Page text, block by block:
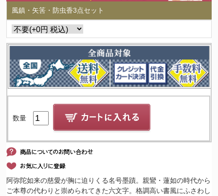
風鎮・矢筈・防虫香3点セット
数量
阿弥陀如来の慈愛が胸に迫りくる名号墨蹟。親鸞・蓮如の時代から
ご本尊の代わりと崇められてきた六文字。格調高い書風にふさわし